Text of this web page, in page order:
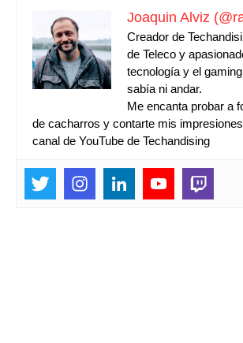
Joaquin Alviz
Creador de
de Teleco y
tecnología y el
sabía ni andar.
Me encanta probar a
de cacharros y contarte mis
canal de YouTube de Techandising